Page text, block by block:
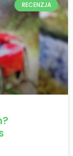
RECENZJA